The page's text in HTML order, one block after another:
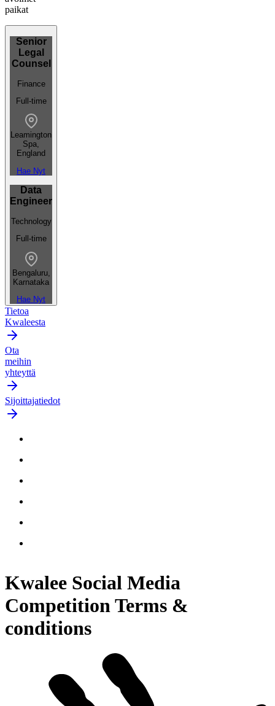
paikat
Senior
Legal
Counsel
Finance
Full-time
Leamington
Spa,
England
Hae Nyt
Data
Engineer
Technology
Full-time
Bengaluru,
Karnataka
Hae Nyt
Tietoa
Kwaleesta
Ota
meihin
yhteyttä
Sijoittajatiedot
Kwalee Social Media
Competition Terms &
conditions